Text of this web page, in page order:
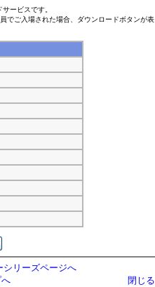
ービスです。
でご入場された場合、ダウンロードボタンが表
シリーズページへ
閉じる